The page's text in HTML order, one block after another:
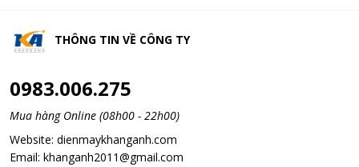
THÔNG TIN VỀ CÔNG TY
0983.006.275
Mua hàng Online (08h00 - 22h00)
Website: dienmaykhanganh.com
Email: khanganh2011@gmail.com